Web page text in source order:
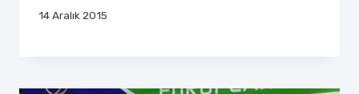
14 Aralık 2015